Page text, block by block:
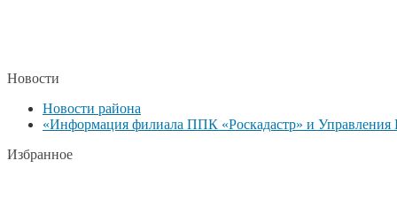
Новости
Новости района
«Информация филиала ППК «Роскадастр» и Управления
Избранное